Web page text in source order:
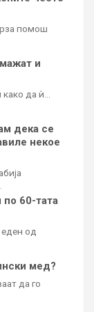
помош
и
како да ѝ…
дека се
некое
по 60-тата
еден од
мед?
да го